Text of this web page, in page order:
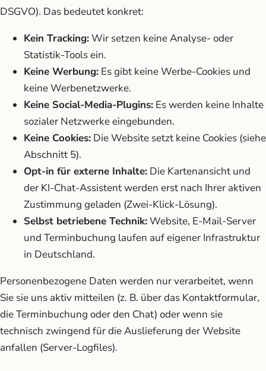
DSGVO). Das bedeutet konkret:
Kein Tracking:Wir setzen keine Analyse- oder
Statistik-Tools ein.
Keine Werbung: Es gibt keine Werbe-Cookies und
keine Werbenetzwerke.
Keine Social-Media-Plugins: Es werden keine Inhalte
sozialer Netzwerke eingebunden.
Keine Cookies: Die Website setzt keine Cookies (siehe
Abschnitt 5).
Opt-in für externe Inhalte: Die Kartenansicht und
der KI-Chat-Assistent werden erst nach Ihrer aktiven
Zustimmung geladen (Zwei-Klick-Lösung).
Selbst betriebene Technik:Website, E-Mail-Server
und Terminbuchung laufen auf eigener Infrastruktur
in Deutschland.
Personenbezogene Daten werden nur verarbeitet, wenn
Sie sie uns aktiv mitteilen (z. B. über das Kontaktformular,
die Terminbuchung oder den Chat) oder wenn sie
technisch zwingend für die Auslieferung der Website
anfallen (Server-Logfiles).